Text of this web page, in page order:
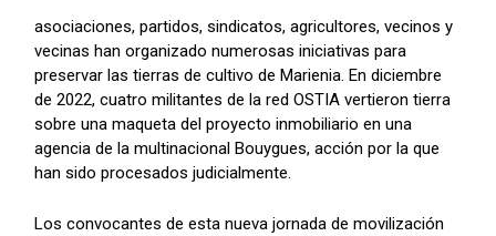
asociaciones, partidos, sindicatos, agricultores, vecinos y
vecinas han organizado numerosas iniciativas para
preservar las tierras de cultivo de Marienia. En diciembre
de 2022, cuatro militantes de la red OSTIA vertieron tierra
sobre una maqueta del proyecto inmobiliario en una
agencia de la multinacional Bouygues, acción por la que
han sido procesados judicialmente.
Los convocantes de esta nueva jornada de movilización